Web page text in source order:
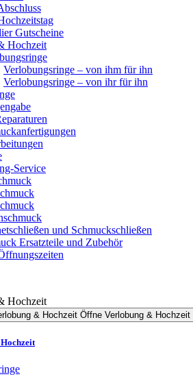
Gutscheine
Hochzeit
Verlobungsringe – von ihm für ihn
Verlobungsringe – von ihr für ihn
Service
und Schmuckschließen
Ersatzteile und Zubehör
Hochzeit
& Hochzeit Öffne Verlobung & Hochzeit